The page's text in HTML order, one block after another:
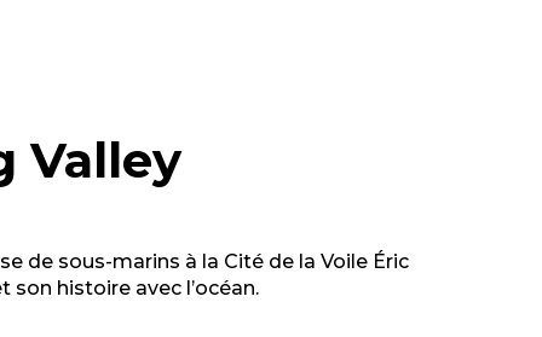
Valley
de sous-marins à la Cité de la Voile Éric
son histoire avec l’océan.